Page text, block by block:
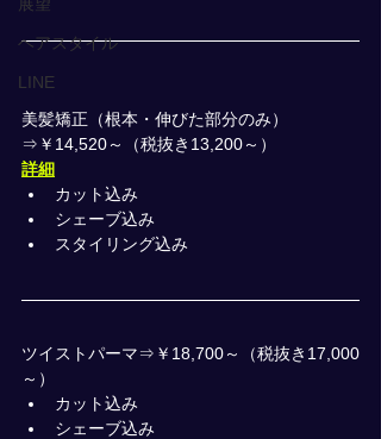
ヘアスタイル
LINE
美髪矯正（根本・伸びた部分のみ）
⇒￥14,520～（税抜き13,200～）
詳細
カット込み
シェーブ込み
スタイリング込み
ツイストパーマ⇒￥18,700～（税抜き17,000
～）
カット込み
シェーブ込み